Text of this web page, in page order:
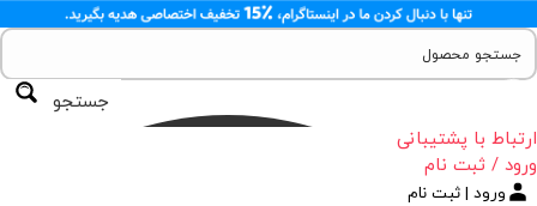
جستجو
ارتباط با پشتیبانی
ورود / ثبت نام
ورود | ثبت نام